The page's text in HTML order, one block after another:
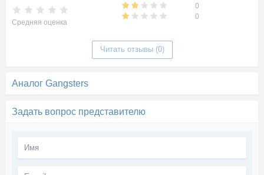
Средняя оценка
0
0
Читать отзывы (0)
Аналог Gangsters
Задать вопрос представителю